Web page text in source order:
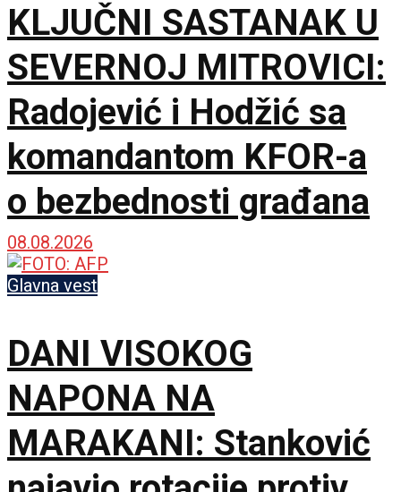
KLJUČNI SASTANAK U
SEVERNOJ MITROVICI:
Radojević i Hodžić sa
komandantom KFOR-a
o bezbednosti građana
08.08.2026
Glavna vest
DANI VISOKOG
NAPONA NA
MARAKANI: Stanković